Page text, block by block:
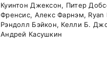
Куинтон Джексон, Питер
Френсис, Алекс Фарнэм, Ryan
Рэндолл Бэйкон, Келли Б.
Андрей Касушкин